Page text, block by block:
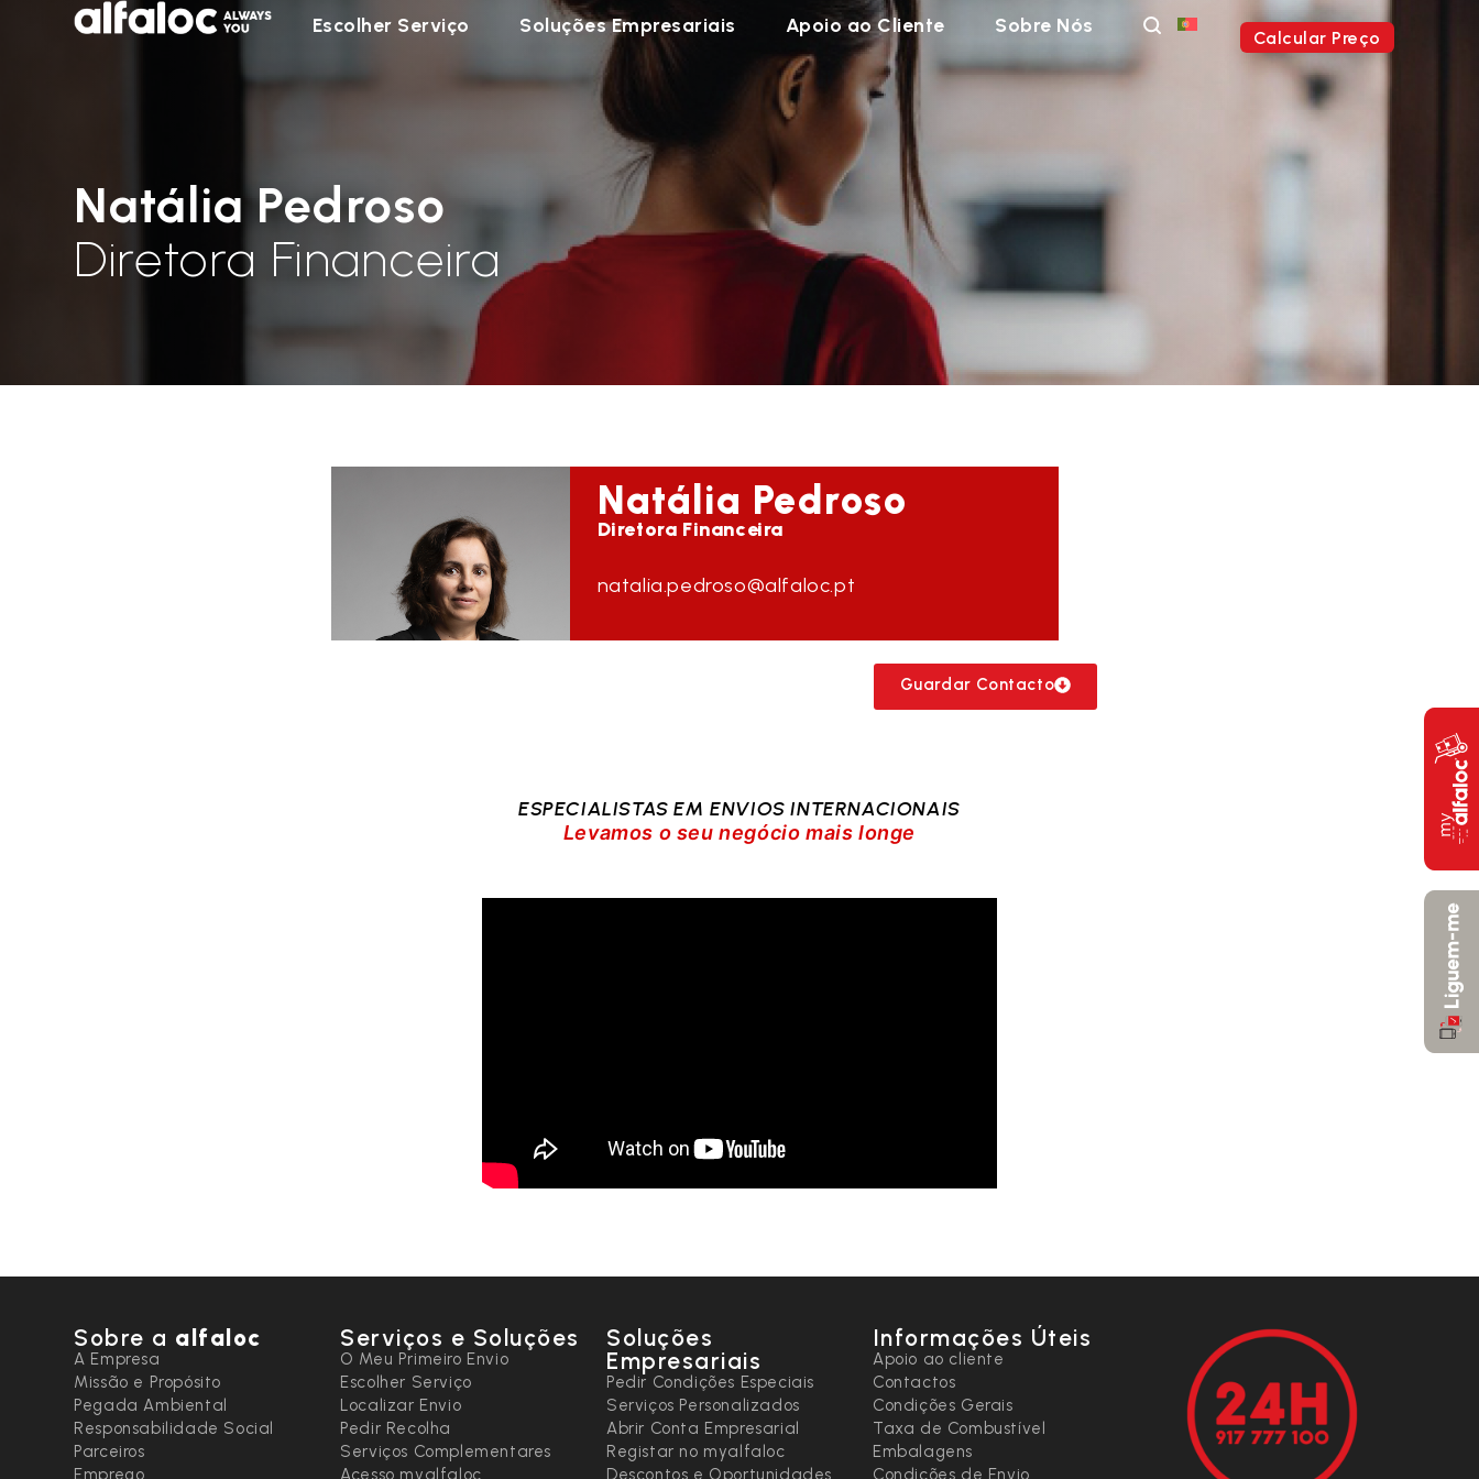
Escolher Serviço Soluções Empresariais Apoio ao Cliente Sobre Nós
Calcular Preço
Natália Pedroso
Diretora Financeira
Natália Pedroso
Diretora Financeira
natalia.pedroso@alfaloc.pt
Guardar Contacto
ESPECIALISTAS EM ENVIOS INTERNACIONAIS
Levamos o seu negócio mais longe
Sobre a alfaloc
A Empresa
Missão e Propósito
Pegada Ambiental
Responsabilidade Social
Parceiros
Emprego
Serviços e Soluções
O Meu Primeiro Envio
Escolher Serviço
Localizar Envio
Pedir Recolha
Serviços Complementares
Acesso myalfaloc
Soluções
Empresariais
Pedir Condições Especiais
Serviços Personalizados
Abrir Conta Empresarial
Registar no myalfaloc
Descontos e Oportunidades
Informações Úteis
Apoio ao cliente
Contactos
Condições Gerais
Taxa de Combustível
Embalagens
Condições de Envio